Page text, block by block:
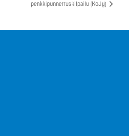
penkkipunnerruskilpailu (KoJy)